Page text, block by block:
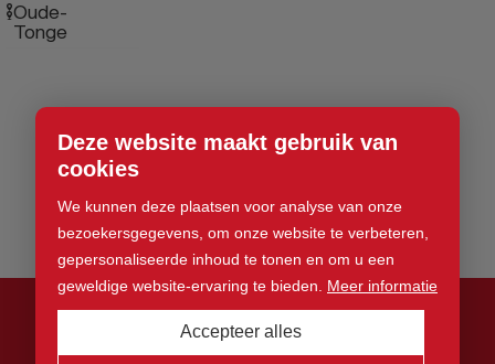
Deze website maakt gebruik van
cookies
We kunnen deze plaatsen voor analyse van onze
bezoekersgegevens, om onze website te verbeteren,
gepersonaliseerde inhoud te tonen en om u een
geweldige website-ervaring te bieden. Meer informatie
Accepteer alles
Oude-
Tonge
© 2026 Wild Store. Alle rechten voorbehouden